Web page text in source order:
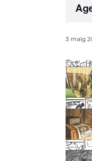
3 maig